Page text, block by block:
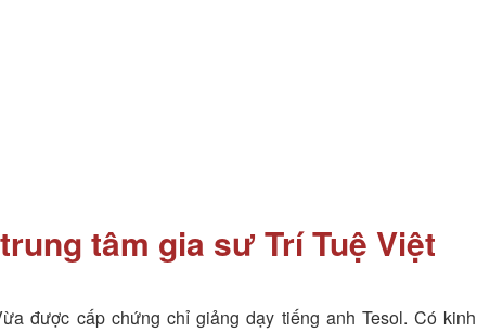
tâm gia sư Trí Tuệ Việt
được cấp chứng chỉ giảng dạy tiếng anh Tesol. Có kinh